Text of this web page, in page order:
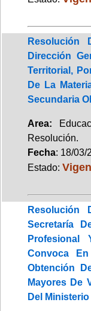
Resolución
Dirección
Territorial,
De La
Secundaria
Area:
Resolución.
Fecha: 18/03/
Estado:
Resolución
Secretaría
Convoca
Obtención
Mayores De
Del